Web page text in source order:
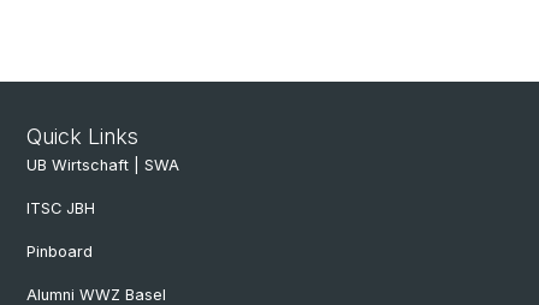
Quick Links
UB Wirtschaft | SWA
ITSC JBH
Pinboard
Alumni WWZ Basel